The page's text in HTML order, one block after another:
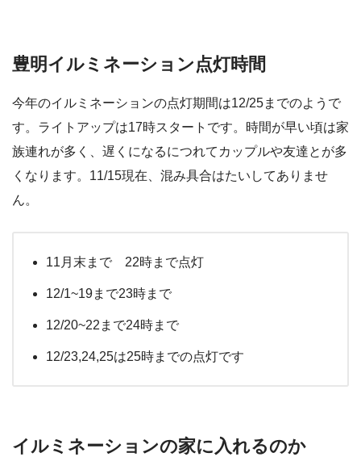
豊明イルミネーション点灯時間
今年のイルミネーションの点灯期間は12/25までのようで
す。ライトアップは17時スタートです。時間が早い頃は家
族連れが多く、遅くになるにつれてカップルや友達とが多
くなります。11/15現在、混み具合はたいしてありませ
ん。
11月末まで 22時まで点灯
12/1~19まで23時まで
12/20~22まで24時まで
12/23,24,25は25時までの点灯です
イルミネーションの家に入れるのか